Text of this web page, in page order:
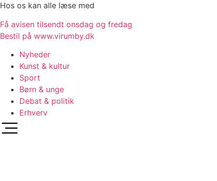
Hos os kan alle læse med
Få avisen tilsendt onsdag og fredag
Bestil på www.virumby.dk
Nyheder
Kunst & kultur
Sport
Børn & unge
Debat & politik
Erhverv